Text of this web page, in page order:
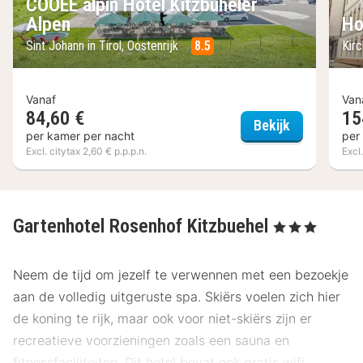
COOEE alpin Hotel Kitzbüheler
Alpen
Sint Johann in Tirol, Oostenrijk 8.5
Vanaf
84,60 €
per kamer per nacht
Excl. citytax 2,60 € p.p.p.n.
Bekijk COOEE
per
Gartenhotel Rosenhof Kitzbuehel , 3 Sterren
Neem de tijd om jezelf te verwennen met een bezoekje
aan de volledig uitgeruste spa. Skiërs voelen zich hier
de koning te rijk, maar ook voor niet-skiërs zijn er
recreatieve voorzieningen zoals een sauna en